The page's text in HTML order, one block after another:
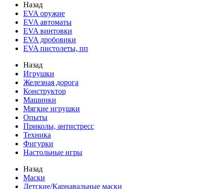
Назад
EVA оружие
EVA автоматы
EVA винтовки
EVA дробовики
EVA пистолеты, пп
Назад
Игрушки
Железная дорога
Конструктор
Машинки
Мягкие игрушки
Опыты
Приколы, антистресс
Техника
Фигурки
Настольные игры
Назад
Маски
Детские/Карнавальные маски